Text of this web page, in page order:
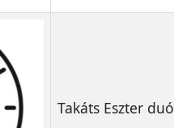
Takáts Eszter duó